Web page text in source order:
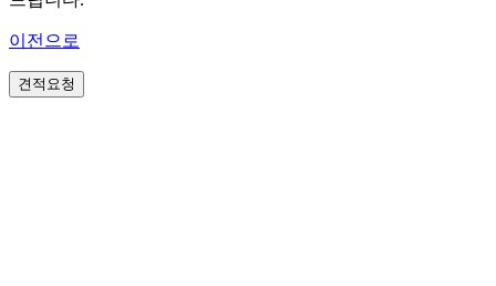
이전으로
견적요청